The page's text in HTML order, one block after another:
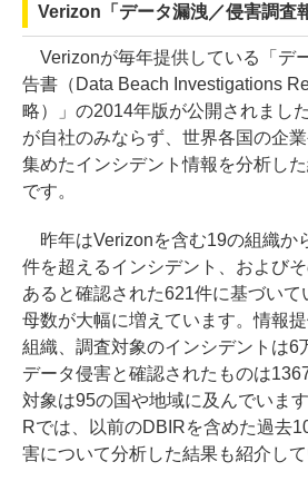
Verizon「データ漏洩／侵害調査
Verizonが毎年提供している「デ
告書（Data Beach Investigations
略）」の2014年版が公開されまし
が自社のみならず、世界各国の企
集めたインシデント情報を分析し
です。
昨年はVerizonを含む19の組織か
件を超えるインシデント、および
あると確認された621件に基づいて
母数が大幅に増えています。情報
組織、調査対象のインシデントは6
データ侵害と確認されたものは
対象は95の国や地域に及んでいま
Rでは、以前のDBIRを含めた過去
害について分析した結果も紹介して